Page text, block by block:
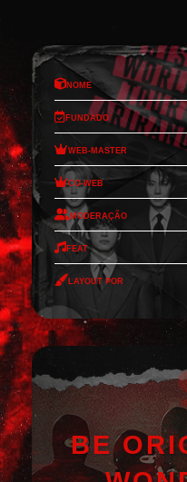
Nome
Fundado
Web-Master
Co-Web
Moderação
Feat
Layout por
BE